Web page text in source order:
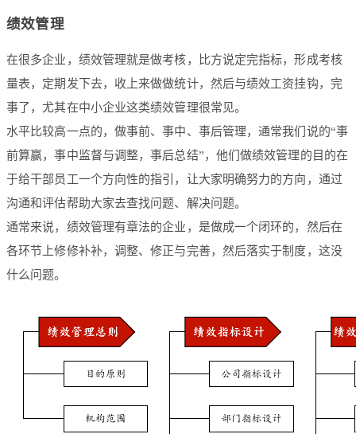
绩效管理
在很多企业，绩效管理就是做考核，比方说定完指标，形成考核
量表，定期发下去，收上来做做统计，然后与绩效工资挂钩，完
事了，尤其在中小企业这类绩效管理很常见。
水平比较高一点的，做事前、事中、事后管理，通常我们说的“事
前算赢，事中监督与调整，事后总结”，他们做绩效管理的目的在
于给干部员工一个方向性的指引，让大家明确努力的方向，通过
沟通和评估帮助大家去查找问题、解决问题。
通常来说，绩效管理有章法的企业，是做成一个闭环的，然后在
各环节上修修补补，调整、修正与完善，然后落实于制度，这没
什么问题。